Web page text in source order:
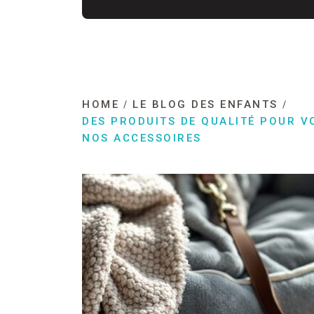
HOME
LE BLOG DES ENFANTS
DES PRODUITS DE QUALITÉ POUR
NOS ACCESSOIRES